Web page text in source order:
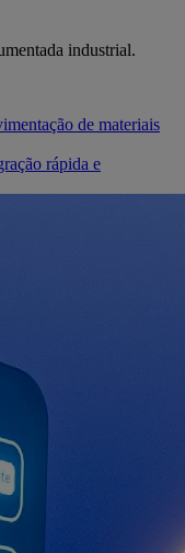
industrial.
de materiais
rápida e